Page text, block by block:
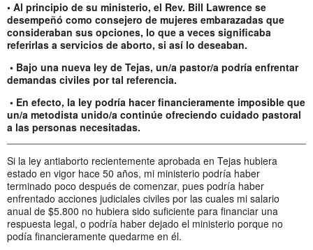
• Al principio de su ministerio, el Rev. Bill Lawrence se
desempeñó como consejero de mujeres embarazadas que
consideraban sus opciones, lo que a veces significaba
referirlas a servicios de aborto, si así lo deseaban.
• Bajo una nueva ley de Tejas, un/a pastor/a podría enfrentar
demandas civiles por tal referencia.
• En efecto, la ley podría hacer financieramente imposible que
un/a metodista unido/a continúe ofreciendo cuidado pastoral
a las personas necesitadas.
Si la ley antiaborto recientemente aprobada en Tejas hubiera
estado en vigor hace 50 años, mi ministerio podría haber
terminado poco después de comenzar, pues podría haber
enfrentado acciones judiciales civiles por las cuales mi salario
anual de $5.800 no hubiera sido suficiente para financiar una
respuesta legal, o podría haber dejado el ministerio porque no
podía financieramente quedarme en él.